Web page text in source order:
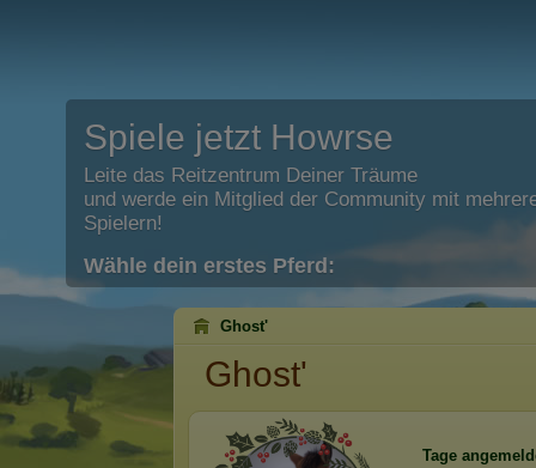
Spiele jetzt Howrse
Leite das Reitzentrum Deiner Träume
und werde ein Mitglied der Community mit
Spielern!
Wähle dein erstes Pferd:
Ghost'
Ghost'
Tage